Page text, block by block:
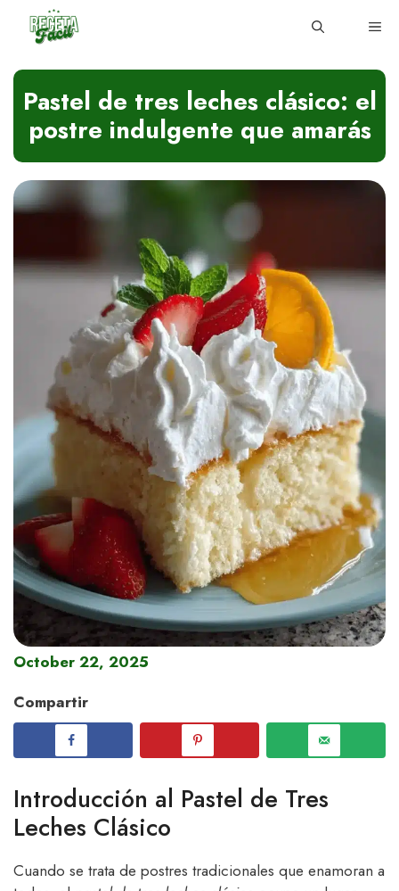
Pastel de tres leches clásico: el
postre indulgente que amarás
October 22, 2025
Compartir
Introducción al Pastel de Tres
Leches Clásico
Cuando se trata de postres tradicionales que enamoran a